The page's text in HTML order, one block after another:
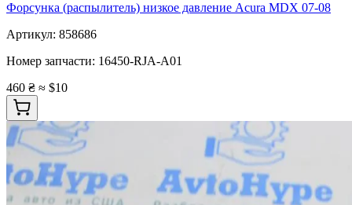
Форсунка (распылитель) низкое давление Acura MDX 07-08
Артикул: 858686
Номер запчасти: 16450-RJA-A01
460 ₴ ≈ $10